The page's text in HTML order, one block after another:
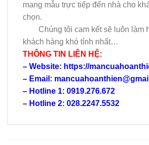
mang mẫu trực tiếp đến nhà cho
chọn.
Chúng tôi cam kết sẽ luôn làm
khách hàng khó tính nhất…
THÔNG TIN LIÊN HỆ:
– Website: https://
– Email:
– Hotline 1: 0919.276.672
– Hotline 2: 028.2247.5532